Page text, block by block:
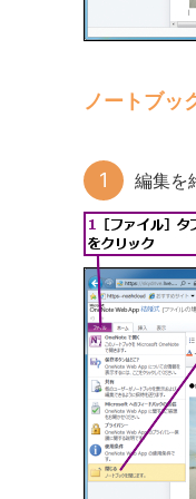
ノートブッ
編集を